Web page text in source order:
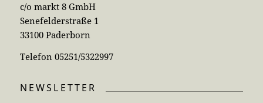
c/o markt 8 GmbH
Senefelderstraße 1
33100 Paderborn
Telefon 05251/5322997
NEWSLETTER